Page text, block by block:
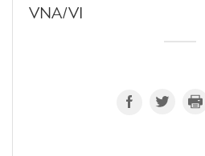
VNA/VI